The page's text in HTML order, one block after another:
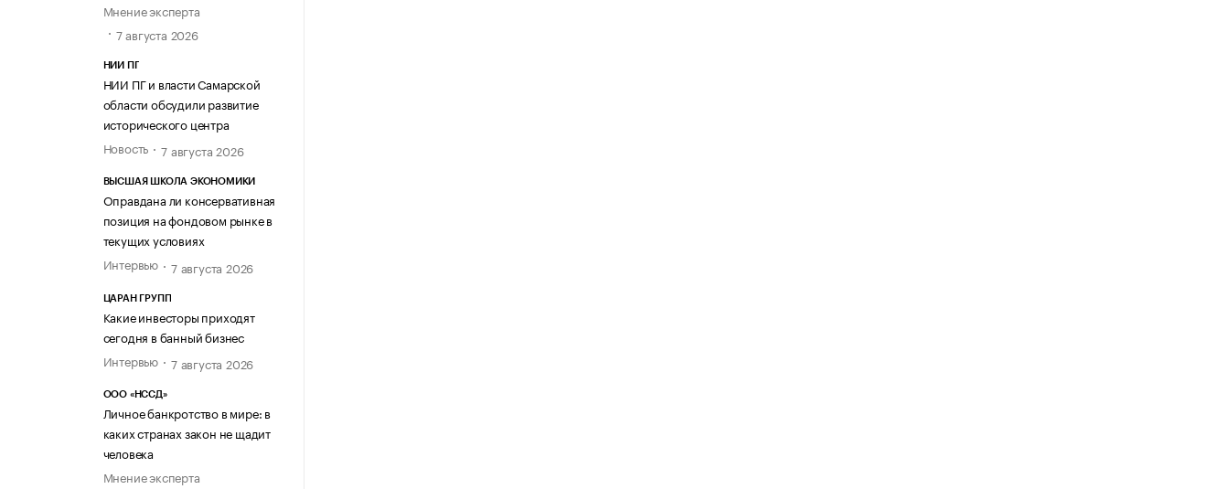
Мнение эксперта
7 августа 2026
НИИ ПГ
НИИ ПГ и власти Самарской
области обсудили развитие
исторического центра
Новость
7 августа 2026
ВЫСШАЯ ШКОЛА ЭКОНОМИКИ
Оправдана ли консервативная
позиция на фондовом рынке в
текущих условиях
Интервью
7 августа 2026
ЦАРАН ГРУПП
Какие инвесторы приходят
сегодня в банный бизнес
Интервью
7 августа 2026
ООО «НССД»
Личное банкротство в мире: в
каких странах закон не щадит
человека
Мнение эксперта